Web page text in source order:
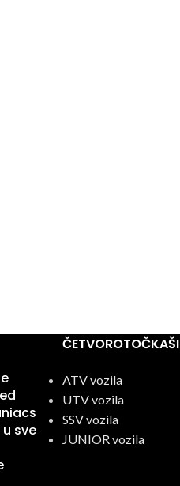
sve
ČETVOROTOČKAŠI
ATV vozila
UTV vozila
SSV vozila
JUNIOR vozila